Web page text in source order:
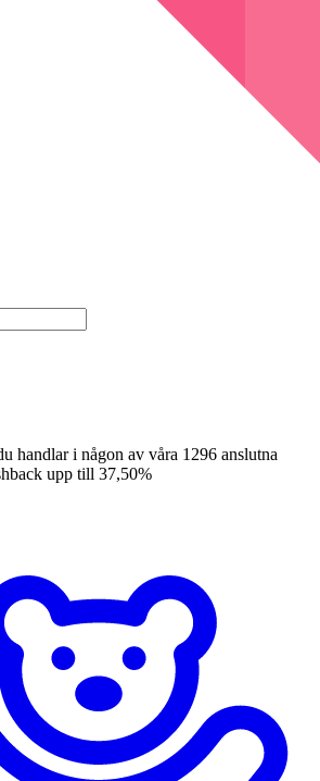
handlar i någon av våra 1296 anslutna
upp till 37,50%